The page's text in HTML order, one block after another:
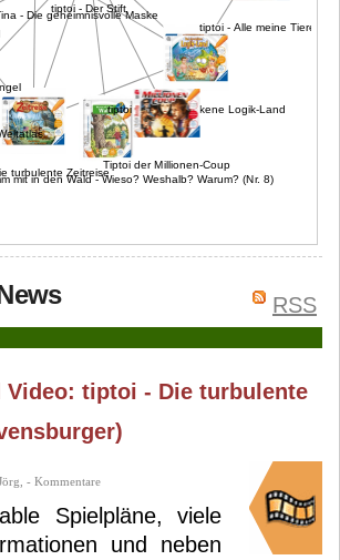
tiptoi - Der Stift
- Die geheimnisvolle Maske
mit in den Wald - Wieso? Weshalb? Warum? (Nr. 8)
tiptoi - Das versunkene Logik-Land
turbulente Zeitreise
Tiptoi der Millionen-Coup
tiptoi - Alle meine Tiere
RSS
Video: tiptoi - Die turbulente
- Kommentare
Spielpläne, viele
und neben